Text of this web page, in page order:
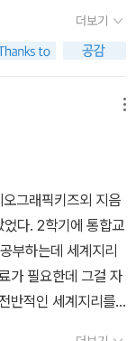
. 이는 단순한 지리
수 있다. 미국의 자
게 친근하게 다가
이에 맞추어져 있
게도 쉽고 재미있
지리뿐만 아니라 다
학교 고학년을 위한
사회, 과학 시간에도
세계를 새로운 시각
에서 유용하게 쓰일
담은 책이라아주
살펴볼 수있다는점
더보기
그래픽키즈외 지음
다. 2학기에 통합교
부하는데 세계지리
가 필요한데 그걸 자
반적인 세계지리를